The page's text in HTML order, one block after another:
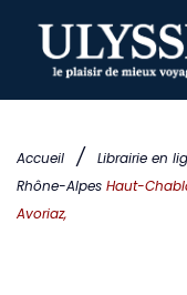
Accueil / Librairie en
Rhône-Alpes Haut-
Avoriaz,